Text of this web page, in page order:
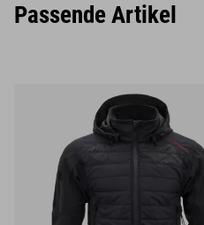
Passende Artikel